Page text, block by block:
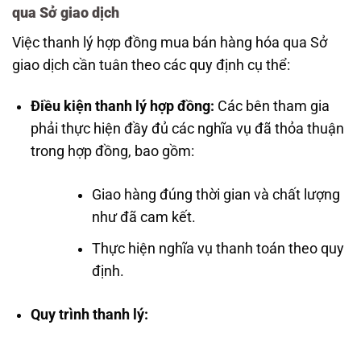
qua Sở giao dịch
Việc thanh lý hợp đồng mua bán hàng hóa qua Sở
giao dịch cần tuân theo các quy định cụ thể:
Điều kiện thanh lý hợp đồng: Các bên tham gia
phải thực hiện đầy đủ các nghĩa vụ đã thỏa thuận
trong hợp đồng, bao gồm:
Giao hàng đúng thời gian và chất lượng
như đã cam kết.
Thực hiện nghĩa vụ thanh toán theo quy
định.
Quy trình thanh lý: